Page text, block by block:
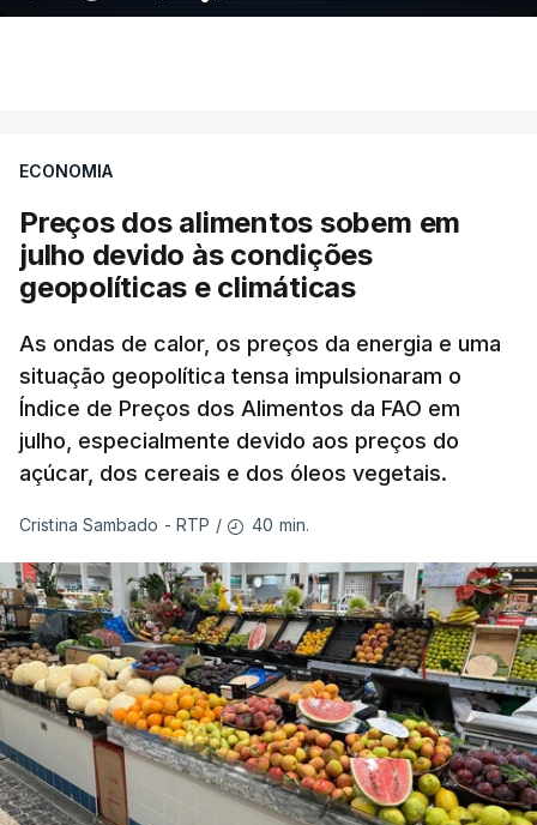
ECONOMIA
Preços dos alimentos sobem em
julho devido às condições
geopolíticas e climáticas
As ondas de calor, os preços da energia e uma
situação geopolítica tensa impulsionaram o
Índice de Preços dos Alimentos da FAO em
julho, especialmente devido aos preços do
açúcar, dos cereais e dos óleos vegetais.
Cristina Sambado - RTP / 40 min.